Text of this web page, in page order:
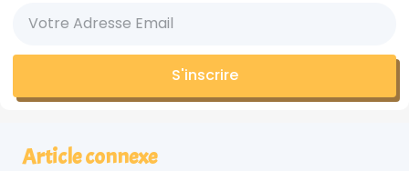
S'inscrire
Article connexe